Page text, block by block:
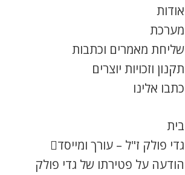
אודות
מערכת
שליחת מאמרים וכתבות
תקנון וזכויות יוצרים
כתבו אלינו
בית
גדי פולק ז"ל – עורך ומייסד
הודעה על פטירתו של גדי פולק